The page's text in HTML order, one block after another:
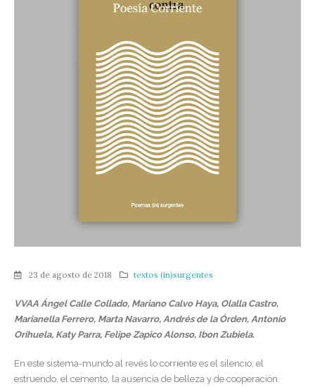
23 de agosto de 2018 textos (in)surgentes
VVAA Ángel Calle Collado, Mariano Calvo Haya, Olalla Castro,
Marianella Ferrero, Marta Navarro, Andrés de la Órden, Antonio
Orihuela, Katy Parra, Felipe Zapico Alonso, Ibon Zubiela.
En este sistema-mundo al revés lo corriente es el silencio, el
estruendo, el cemento, la ausencia de belleza y de cooperación.